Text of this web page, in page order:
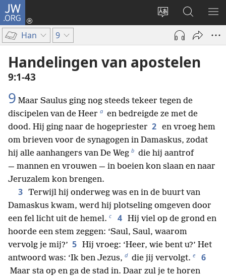
JW.ORG
Taal
site
wijzigen
Inloggen
(opent
venster)
Zoeken
op
JW.ORG
Han 9
Handelingen van apostelen
9:1-43
9 Maar Saulus ging nog steeds tekeer tegen de
discipelen van de Heer a en bedreigde ze met de
dood. Hij ging naar de hogepriester 2 en vroeg hem
om brieven voor de synagogen in Damaskus, zodat
hij alle aanhangers van De Weg b die hij aantrof
— mannen en vrouwen — in boeien kon slaan en naar
Jeruzalem kon brengen.
3 Terwijl hij onderweg was en in de buurt van
Damaskus kwam, werd hij plotseling omgeven door
een fel licht uit de hemel. c 4 Hij viel op de grond en
hoorde een stem zeggen: ‘Saul, Saul, waarom
vervolg je mij?’ 5 Hij vroeg: ‘Heer, wie bent u?’ Het
antwoord was: ‘Ik ben Jezus, d die jij vervolgt. e 6
Maar sta op en ga de stad in. Daar zul je te horen